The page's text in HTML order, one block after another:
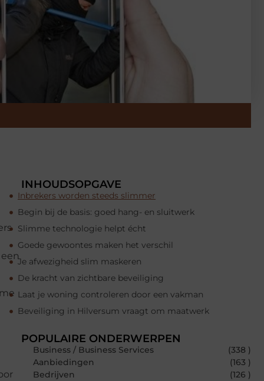
INHOUDSOPGAVE
Inbrekers worden steeds slimmer
Begin bij de basis: goed hang- en sluitwerk
Slimme technologie helpt écht
Goede gewoontes maken het verschil
Je afwezigheid slim maskeren
De kracht van zichtbare beveiliging
Laat je woning controleren door een vakman
Beveiliging in Hilversum vraagt om maatwerk
POPULAIRE ONDERWERPEN
Business / Business Services
(338 )
Aanbiedingen
(163 )
Bedrijven
(126 )